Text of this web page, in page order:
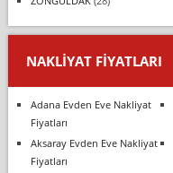
NAKLIYAT FIYATLARI
Adana Evden Eve Nakliyat
Fiyatları
Aksaray Evden Eve Nakliyat
Fiyatları